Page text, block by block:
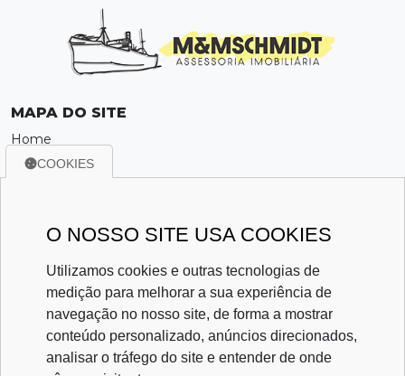
MAPA DO SITE
Home
Sobre
Política de Privacidade
CONTATO
(21) 96744-7686
memschmidtimoveis@gmail.com
COOKIES
O NOSSO SITE USA COOKIES
Utilizamos cookies e outras tecnologias de
medição para melhorar a sua experiência de
navegação no nosso site, de forma a mostrar
conteúdo personalizado, anúncios direcionados,
analisar o tráfego do site e entender de onde